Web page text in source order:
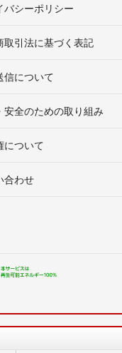
バシーポリシー
取引法に基づく表記
信について
安全のための取り組み
について
合わせ